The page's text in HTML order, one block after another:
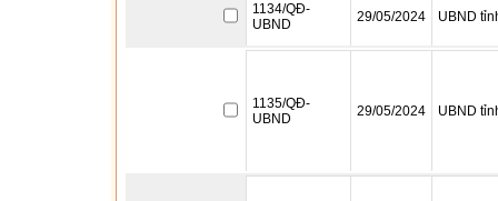
1134/QĐ-
UBND
29/05/2024 UBND
1135/QĐ-
UBND
29/05/2024 UBND